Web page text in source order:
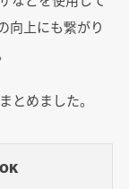
向上にも繋がり
とめました。
OK